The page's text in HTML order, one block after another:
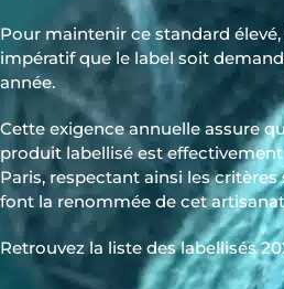
Pour maintenir ce standard
impératif que le label soit
année.
Cette exigence annuelle assure
produit labellisé est
Paris, respectant ainsi les
font la renommée de cet
Retrouvez la liste des labellisés